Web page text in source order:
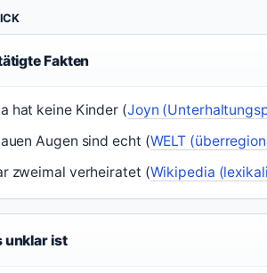
Fakten
hat keine Kinder (Joyn
Augen sind echt (WELT
zweimal verheiratet (Wikipedia
unklar ist